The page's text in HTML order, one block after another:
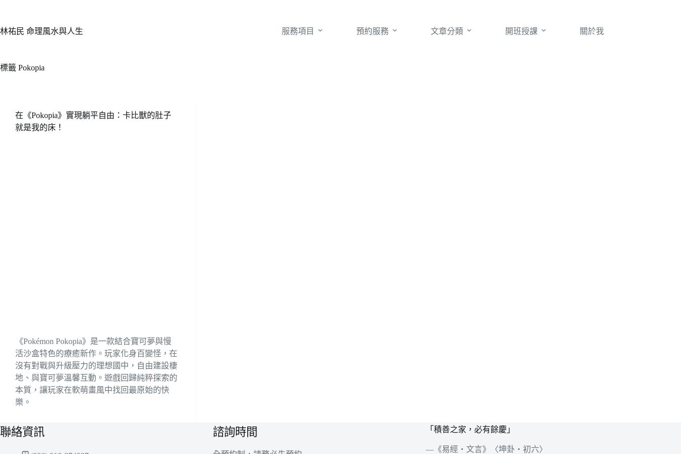
主
容
林祐民 命理風水與人生 服務項目 預約服務 文章分類 開班授課 關於我
標籤 Pokopia
在《Pokopia》實現躺平自由：卡比獸的肚子
就是我的床！
《Pokémon Pokopia》是一款結合寶可夢與慢
活沙盒特色的療癒新作。玩家化身百變怪，在
沒有對戰與升級壓力的理想國中，自由建設棲
地、與寶可夢溫馨互動。遊戲回歸純粹探索的
本質，讓玩家在軟萌畫風中找回最原始的快
樂。
聯絡資訊 諮詢時間 「積善之家，必有餘慶」
—《易經‧文言》〈坤卦‧初六〉